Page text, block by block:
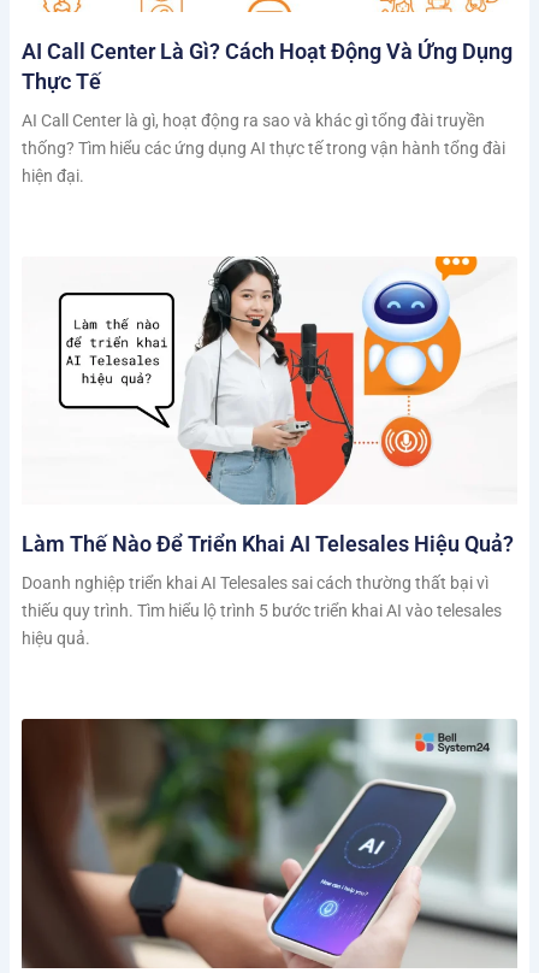
AI Call Center Là Gì? Cách Hoạt Động Và Ứng Dụng
Thực Tế
AI Call Center là gì, hoạt động ra sao và khác gì tổng đài truyền
thống? Tìm hiểu các ứng dụng AI thực tế trong vận hành tổng đài
hiện đại.
Làm Thế Nào Để Triển Khai AI Telesales Hiệu Quả?
Doanh nghiệp triển khai AI Telesales sai cách thường thất bại vì
thiếu quy trình. Tìm hiểu lộ trình 5 bước triển khai AI vào telesales
hiệu quả.